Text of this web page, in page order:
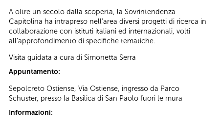
A oltre un secolo dalla scoperta, la Sovrintendenza
Capitolina ha intrapreso nell'area diversi progetti di ricerca in
collaborazione con istituti italiani ed internazionali, volti
all'approfondimento di specifiche tematiche.
Visita guidata a cura di Simonetta Serra
Appuntamento:
Sepolcreto Ostiense, Via Ostiense, ingresso da Parco
Schuster, presso la Basilica di San Paolo fuori le mura
Informazioni: